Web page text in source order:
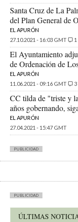
Santa Cruz de La
del Plan General de
EL APURÓN
27.10.2021 - 16:03 GMT
1
El Ayuntamiento
de Ordenación de
EL APURÓN
11.06.2021 - 09:16 GMT
3
CC tilda de "triste y
años gobernando,
EL APURÓN
27.04.2021 - 15:47 GMT
PUBLICIDAD
PUBLICIDAD
ÚLTIMAS